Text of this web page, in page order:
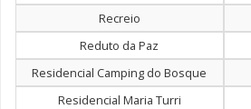
Recreio
Reduto da Paz
Residencial Camping do Bosque
Residencial Maria Turri